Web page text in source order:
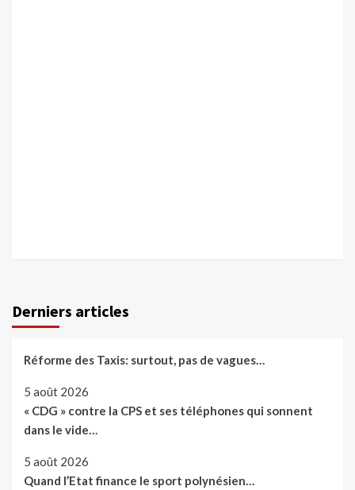
Derniers articles
Réforme des Taxis: surtout, pas de vagues…
5 août 2026
« CDG » contre la CPS et ses téléphones qui sonnent
dans le vide…
5 août 2026
Quand l’Etat finance le sport polynésien…